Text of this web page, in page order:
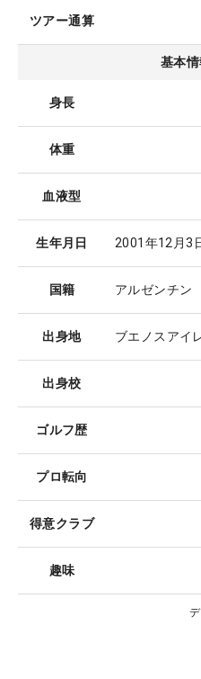
ツアー通算
基本
身長
体重
血液型
生年月日 2001年12月3
国籍 アルゼンチン
出身地 ブエノスアイ
出身校
ゴルフ歴
プロ転向
得意クラブ
趣味